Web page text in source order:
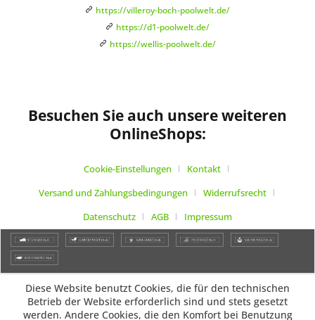
https://villeroy-boch-poolwelt.de/
https://d1-poolwelt.de/
https://wellis-poolwelt.de/
Besuchen Sie auch unsere weiteren
OnlineShops:
Cookie-Einstellungen
Kontakt
Versand und Zahlungsbedingungen
Widerrufsrecht
Datenschutz
AGB Impressum
Diese Website benutzt Cookies, die für den technischen
Betrieb der Website erforderlich sind und stets gesetzt
werden. Andere Cookies, die den Komfort bei Benutzung